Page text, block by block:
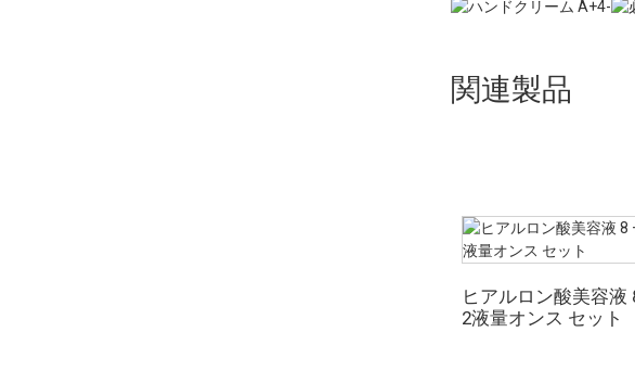
関連製品
ヒアルロン酸美容液
2液量オンス セット